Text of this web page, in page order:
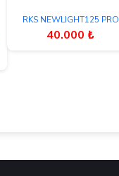
RKS NEWLIGHT125 PRO
40.000 ₺